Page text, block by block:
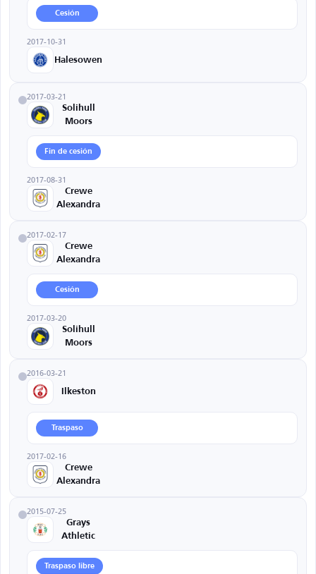
Cesión
2017-10-31
Halesowen
2017-03-21
Solihull
Moors
Fin de cesión
2017-08-31
Crewe
Alexandra
2017-02-17
Crewe
Alexandra
Cesión
2017-03-20
Solihull
Moors
2016-03-21
Ilkeston
Traspaso
2017-02-16
Crewe
Alexandra
2015-07-25
Grays
Athletic
Traspaso libre